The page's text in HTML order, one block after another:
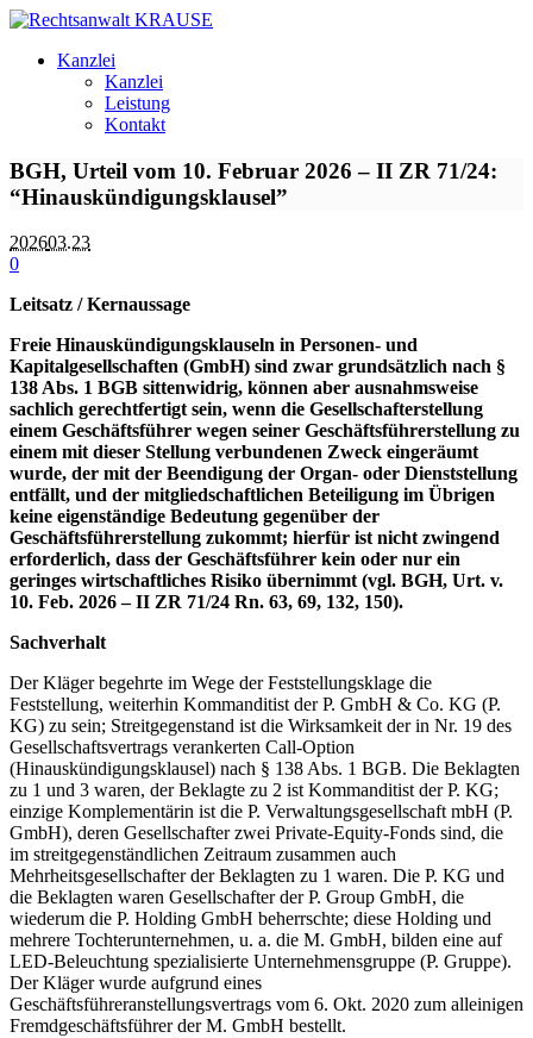
Kanzlei
Kanzlei
Leistung
Kontakt
BGH, Urteil vom 10. Februar 2026 – II ZR 71/24:
“Hinauskündigungsklausel”
202603.23
0
Leitsatz / Kernaussage
Freie Hinauskündigungsklauseln in Personen- und
Kapitalgesellschaften (GmbH) sind zwar grundsätzlich nach §
138 Abs. 1 BGB sittenwidrig, können aber ausnahmsweise
sachlich gerechtfertigt sein, wenn die Gesellschafterstellung
einem Geschäftsführer wegen seiner Geschäftsführerstellung zu
einem mit dieser Stellung verbundenen Zweck eingeräumt
wurde, der mit der Beendigung der Organ- oder Dienststellung
entfällt, und der mitgliedschaftlichen Beteiligung im Übrigen
keine eigenständige Bedeutung gegenüber der
Geschäftsführerstellung zukommt; hierfür ist nicht zwingend
erforderlich, dass der Geschäftsführer kein oder nur ein
geringes wirtschaftliches Risiko übernimmt (vgl. BGH, Urt. v.
10. Feb. 2026 – II ZR 71/24 Rn. 63, 69, 132, 150).
Sachverhalt
Der Kläger begehrte im Wege der Feststellungsklage die
Feststellung, weiterhin Kommanditist der P. GmbH & Co. KG (P.
KG) zu sein; Streitgegenstand ist die Wirksamkeit der in Nr. 19 des
Gesellschaftsvertrags verankerten Call-Option
(Hinauskündigungsklausel) nach § 138 Abs. 1 BGB. Die Beklagten
zu 1 und 3 waren, der Beklagte zu 2 ist Kommanditist der P. KG;
einzige Komplementärin ist die P. Verwaltungsgesellschaft mbH (P.
GmbH), deren Gesellschafter zwei Private-Equity-Fonds sind, die
im streitgegenständlichen Zeitraum zusammen auch
Mehrheitsgesellschafter der Beklagten zu 1 waren. Die P. KG und
die Beklagten waren Gesellschafter der P. Group GmbH, die
wiederum die P. Holding GmbH beherrschte; diese Holding und
mehrere Tochterunternehmen, u. a. die M. GmbH, bilden eine auf
LED‑Beleuchtung spezialisierte Unternehmensgruppe (P. Gruppe).
Der Kläger wurde aufgrund eines
Geschäftsführeranstellungsvertrags vom 6. Okt. 2020 zum alleinigen
Fremdgeschäftsführer der M. GmbH bestellt.